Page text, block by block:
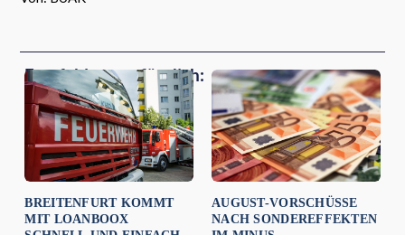
Empfehlungen für dich:
BREITENFURT KOMMT
MIT LOANBOOX
AUGUST-VORSCHÜSSE
NACH SONDEREFFEKTEN